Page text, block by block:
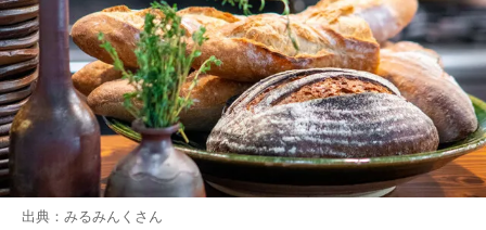
出典： みるみんく さん